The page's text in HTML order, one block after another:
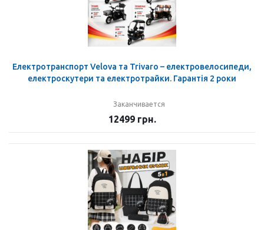
Електротранспорт Velova та Trivaro – електровелосипеди,
електроскутери та електротрайки. Гарантія 2 роки
Заканчивается
12499 грн.